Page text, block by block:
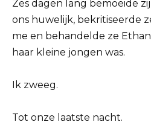
Zes dagen lang bemoeide
ons huwelijk, bekritiseerde
me en behandelde ze
haar kleine jongen was.
Ik zweeg.
Tot onze laatste nacht.